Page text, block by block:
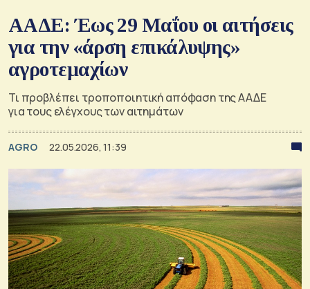
ΑΑΔΕ: Έως 29 Μαΐου οι αιτήσεις
για την «άρση επικάλυψης»
αγροτεμαχίων
Τι προβλέπει τροποποιητική απόφαση της ΑΑΔΕ
για τους ελέγχους των αιτημάτων
AGRO 22.05.2026, 11:39